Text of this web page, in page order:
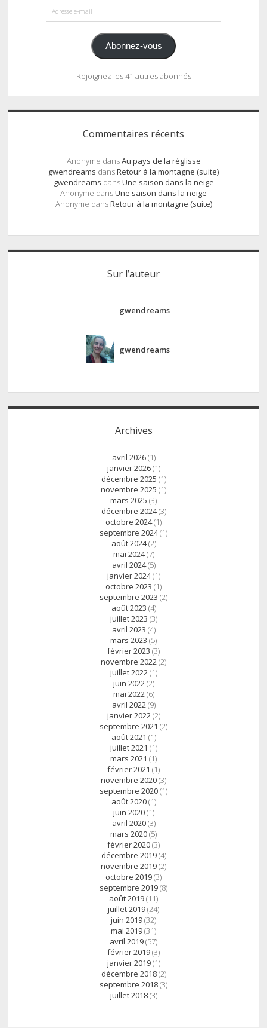
Adresse
e-
Abonnez-vous
Rejoignez les 41 autres abonnés
Commentaires récents
Anonyme dansAu pays de la réglisse
gwendreams dansRetour à la montagne (suite)
gwendreams dansUne saison dans la neige
Anonyme dansUne saison dans la neige
Anonyme dansRetour à la montagne (suite)
Sur l’auteur
gwendreams
gwendreams
Archives
avril 2026(1)
janvier 2026(1)
décembre 2025 (1)
novembre 2025 (1)
mars 2025 (3)
décembre 2024(3)
octobre 2024(1)
septembre 2024(1)
août 2024(2)
mai 2024(7)
avril 2024(5)
janvier 2024(1)
octobre 2023 (1)
septembre 2023 (2)
août 2023 (4)
juillet 2023 (3)
avril 2023 (4)
mars 2023 (5)
février 2023 (3)
novembre 2022(2)
juillet 2022(1)
juin 2022(2)
mai 2022(6)
avril 2022(9)
janvier 2022(2)
septembre 2021 (2)
août 2021 (1)
juillet 2021 (1)
mars 2021 (1)
février 2021 (1)
novembre 2020(3)
septembre 2020(1)
août 2020(1)
juin 2020(1)
avril 2020(3)
mars 2020(5)
février 2020(3)
décembre 2019(4)
novembre 2019(2)
octobre 2019(3)
septembre 2019(8)
août 2019(11)
juillet 2019(24)
juin 2019(32)
mai 2019(31)
avril 2019(57)
février 2019(3)
janvier 2019(1)
décembre 2018(2)
septembre 2018(3)
juillet 2018(3)